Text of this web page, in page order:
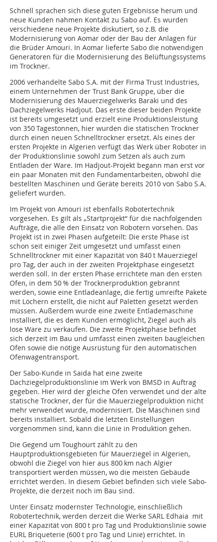
Schnell sprachen sich diese guten Ergebnisse herum und
neue Kunden nahmen Kontakt zu Sabo auf. Es wurden
verschiedene neue Projekte diskutiert, so z.B. die
Modernisierung von Aomar oder der Bau der Anlagen für
die Brüder Amouri. In Aomar lieferte Sabo die notwendigen
Generatoren für die Modernisierung des Belüftungssystems
im Trockner.
2006 verhandelte Sabo S.A. mit der Firma Trust Industries,
einem Unternehmen der Trust Bank Gruppe, über die
Modernisierung des Mauerziegelwerks Baraki und des
Dachziegelwerks Hadjout. Das erste dieser beiden Projekte
ist bereits umgesetzt und erzielt eine Produktionsleistung
von 350 Tagestonnen, hier wurden die statischen Trockner
durch einen neuen Schnelltrockner ersetzt. Als eines der
ersten Projekte in Algerien verfügt das Werk über Roboter in
der Produktionslinie sowohl zum Setzen als auch zum
Entladen der Ware. Im Hadjout-Projekt begann man erst vor
ein paar Monaten mit den Fundamentarbeiten, obwohl die
bestellten Maschinen und Geräte bereits 2010 von Sabo S.A.
geliefert wurden.
Im Projekt von Amouri ist ebenfalls Robotertechnik
vorgesehen. Es gilt als „Startprojekt“ für die nachfolgenden
Aufträge, die alle den Einsatz von Robotern vorsehen. Das
Projekt ist in zwei Phasen aufgeteilt: Die erste Phase ist
schon seit einiger Zeit umgesetzt und umfasst einen
Schnelltrockner mit einer Kapazität von 840 t Mauerziegel
pro Tag, der auch in der zweiten Projektphase eingesetzt
werden soll. In der ersten Phase errichtete man den ersten
Ofen, in dem 50 % der Trocknerproduktion gebrannt
werden, sowie eine Entladeanlage, die fertig umreifte Pakete
mit Löchern erstellt, die nicht auf Paletten gesetzt werden
müssen. Außerdem wurde eine zweite Entlademaschine
installiert, die es dem Kunden ermöglicht, Ziegel auch als
lose Ware zu verkaufen. Die zweite Projektphase befindet
sich derzeit im Bau und umfasst einen zweiten baugleichen
Ofen sowie die nötige Ausrüstung für den automatischen
Ofenwagentransport.
Der Sabo-Kunde in Saida hat eine zweite
Dachziegelproduktionslinie im Werk von BMSD in Auftrag
gegeben. Hier wird der gleiche Ofen verwendet und der alte
statische Trockner, der für die Mauerziegelproduktion nicht
mehr verwendet wurde, modernisiert. Die Maschinen sind
bereits installiert. Sobald die letzten Einstellungen
vorgenommen sind, kann die Linie in Produktion gehen.
Die Gegend um Toughourt zählt zu den
Hauptproduktionsgebieten für Mauerziegel in Algerien,
obwohl die Ziegel von hier aus 800 km nach Algier
transportiert werden müssen, wo die meisten Gebäude
errichtet werden. In diesem Gebiet befinden sich viele Sabo-
Projekte, die derzeit noch im Bau sind.
Unter Einsatz modernster Technologie, einschließlich
Robotertechnik, werden derzeit die Werke SARL Edhaia mit
einer Kapazität von 800 t pro Tag und Produktionslinie sowie
EURL Briqueterie (600 t pro Tag und Linie) errichtet. In